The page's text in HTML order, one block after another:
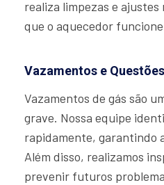
realiza limpezas e
que o aquecedor
Vazamentos e
Vazamentos de gás são
grave. Nossa equipe
rapidamente, garantindo
Além disso, realizamos
prevenir futuros